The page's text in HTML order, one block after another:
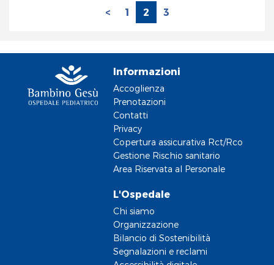
< 1 2 3
Informazioni
Accoglienza
Prenotazioni
Contatti
Privacy
Copertura assicurativa Rct/Rco
Gestione Rischio sanitario
Area Riservata al Personale
L'Ospedale
Chi siamo
Organizzazione
Bilancio di Sostenibilità
Segnalazioni e reclami